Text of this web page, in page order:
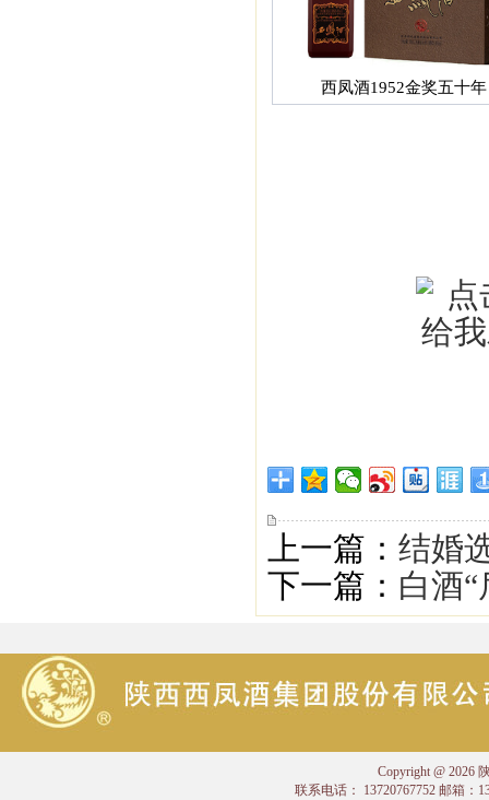
西凤酒1952金奖五十年
上一篇： 结婚
下一篇： 白酒
Copyright @ 2026
联系电话： 13720767752 邮箱：